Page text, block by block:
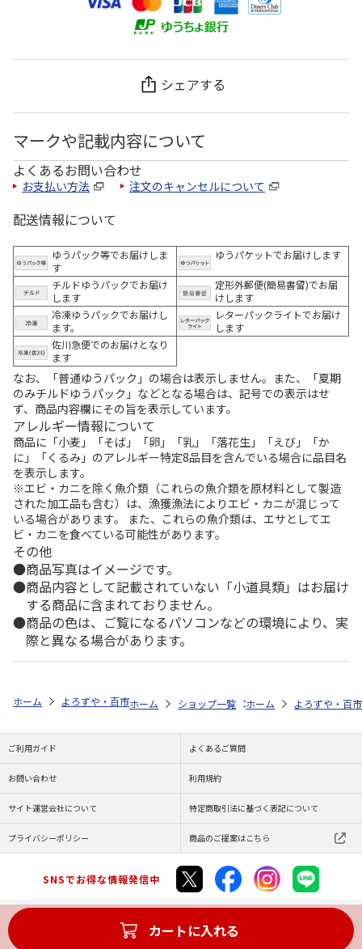
シェアする
マークや記載内容について
よくあるお問い合わせ
お支払い方法 注文のキャンセルについて
配送情報について
ゆうパック等でお届けしま
す
ゆうパケットでお届けします
チルドゆうパックでお届け
します
定形外郵便(簡易書留)でお届
けします
冷凍ゆうパックでお届けし
ます。
レターパックライトでお届け
します
佐川急便でのお届けとなり
ます
なお、「普通ゆうパック」の場合は表示しません。また、「夏期
のみチルドゆうパック」などとなる場合は、記号での表示はせ
ず、商品内容欄にその旨を表示しています。
アレルギー情報について
商品に「小麦」「そば」「卵」「乳」「落花生」「えび」「か
に」「くるみ」のアレルギー特定8品目を含んでいる場合に品目名
を表示します。
※エビ・カニを除く魚介類（これらの魚介類を原材料として製造
された加工品も含む）は、漁獲漁法によりエビ・カニが混じって
いる場合があります。 また、これらの魚介類は、エサとしてエ
ビ・カニを食べている可能性があります。
その他
商品写真はイメージです。
商品内容として記載されていない「小道具類」はお届け
する商品に含まれておりません。
商品の色は、ご覧になるパソコンなどの環境により、実
際と異なる場合があります。
カートに入れる
ホーム よろずや・百市 日用雑貨・お役立ちグッズ タオル 今治
ホーム ショップ一覧 よろずや・百市 今
ホーム よろずや・百市
ご利用ガイド よくあるご質問
お問い合わせ 利用規約
サイト運営会社について 特定商取引法に基づく表記について
プライバシーポリシー 商品のご提案はこちら
SNSでお得な情報発信中